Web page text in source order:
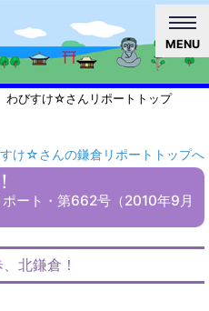
MENU
わびすけ☆さんリポートトップ
け☆さんの鎌倉リポートトップへ
ート・第662号（2010年9月
北鎌倉！